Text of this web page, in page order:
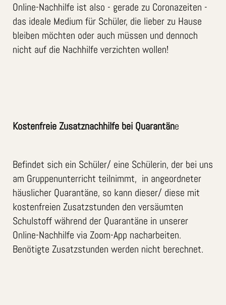
Online-Nachhilfe ist also - gerade zu Coronazeiten -
das ideale Medium für Schüler, die lieber zu Hause
bleiben möchten oder auch müssen und dennoch
nicht auf die Nachhilfe verzichten wollen!
Kostenfreie Zusatznachhilfe bei Quarantäne
Befindet sich ein Schüler/ eine Schülerin, der bei uns
am Gruppenunterricht teilnimmt, in angeordneter
häuslicher Quarantäne, so kann dieser/ diese mit
kostenfreien Zusatzstunden den versäumten
Schulstoff während der Quarantäne in unserer
Online-Nachhilfe via Zoom-App nacharbeiten.
Benötigte Zusatzstunden werden nicht berechnet.